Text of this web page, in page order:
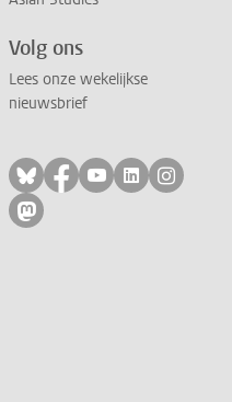
Volg ons
Lees onze wekelijkse
nieuwsbrief
Volg ons op bluesky
Volg ons op
Volg ons op
Volg ons
Volg
Volg ons op mastodon